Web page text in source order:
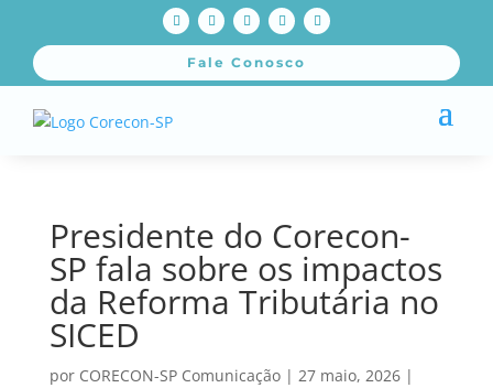
Fale Conosco
Presidente do Corecon-
SP fala sobre os impactos
da Reforma Tributária no
SICED
por CORECON-SP Comunicação| 27 maio, 2026|